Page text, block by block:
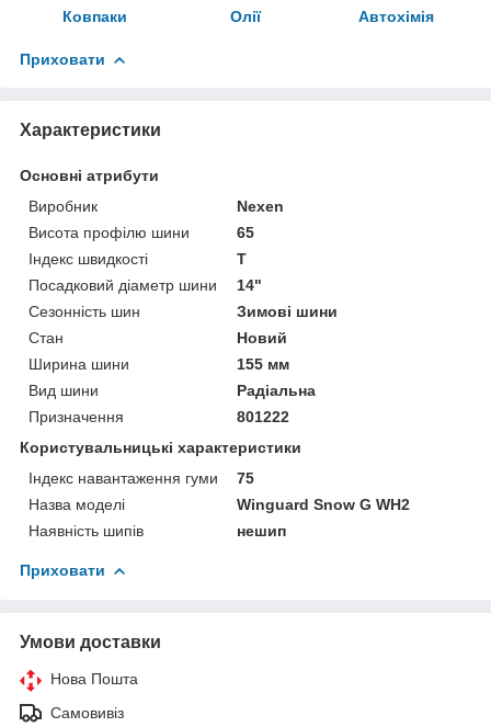
Ковпаки Олії Автохімія
Приховати
Характеристики
Основні атрибути
Виробник
Nexen
Висота профілю шини
65
Індекс швидкості
T
Посадковий діаметр шини
14"
Сезонність шин
Зимові шини
Стан
Новий
Ширина шини
155 мм
Вид шини
Радіальна
Призначення
801222
Користувальницькі характеристики
Індекс навантаження гуми
75
Назва моделі
Winguard Snow G WH2
Наявність шипів
нешип
Приховати
Умови доставки
Нова Пошта
Самовивіз